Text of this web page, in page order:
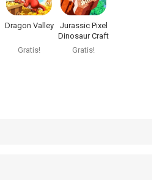
Dragon Valley
Gratis!
Jurassic Pixel
Dinosaur Craft
Gratis!